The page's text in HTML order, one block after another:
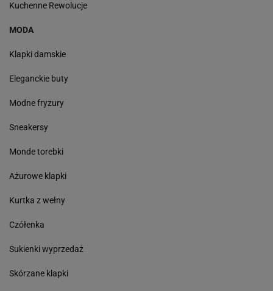
Kuchenne Rewolucje
MODA
Klapki damskie
Eleganckie buty
Modne fryzury
Sneakersy
Monde torebki
Ażurowe klapki
Kurtka z wełny
Czółenka
Sukienki wyprzedaż
Skórzane klapki